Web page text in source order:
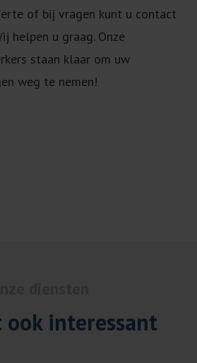
of bij vragen kunt u contact
helpen u graag. Onze
staan klaar om uw
weg te nemen!
interessant